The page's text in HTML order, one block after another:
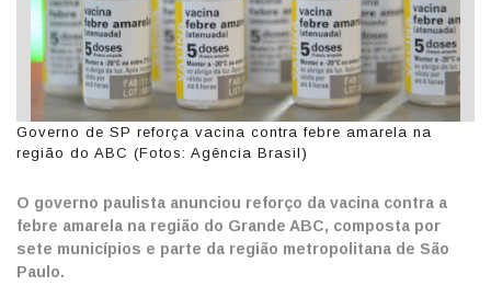
Governo de SP reforça vacina contra febre amarela na
região do ABC (Fotos: Agência Brasil)
O governo paulista anunciou reforço da vacina contra a
febre amarela na região do Grande ABC, composta por
sete municípios e parte da região metropolitana de São
Paulo.